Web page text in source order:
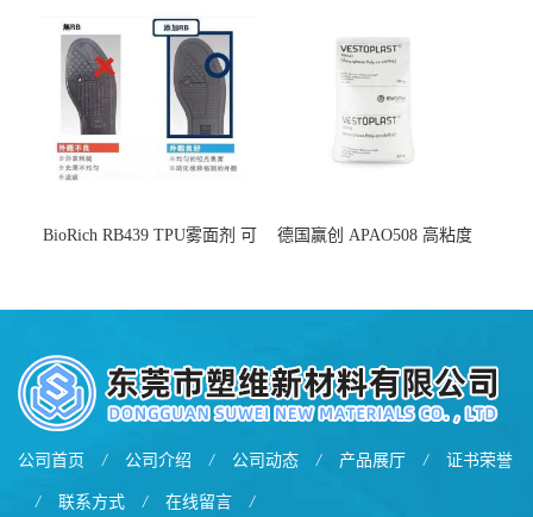
BioRich RB439 TPU雾面剂 可
德国赢创 APAO508 高粘度
公司首页 / 公司介绍 / 公司动态 / 产品展厅 / 证书荣誉
/ 联系方式 / 在线留言 /